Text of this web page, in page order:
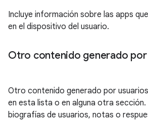
Incluye información sobre las apps
en el dispositivo del usuario.
Otro contenido generado por
Otro contenido generado por
en esta lista o en alguna otra sección.
biografías de usuarios, notas o